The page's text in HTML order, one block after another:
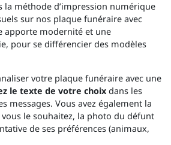
la méthode d’impression numérique
sur nos plaque funéraire avec
apporte modernité et une
pour se différencier des modèles
votre plaque funéraire avec une
le texte de votre choixdans les
messages. Vous avez également la
le souhaitez, la photo du défunt
de ses préférences (animaux,